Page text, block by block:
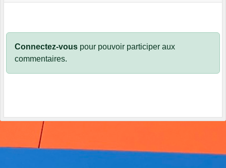
Connectez-vous pour pouvoir participer aux
commentaires.